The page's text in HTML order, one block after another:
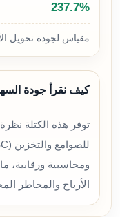
237.7%
مقياس لجودة تحويل
كيف نقرأ جودة
توفر هذه الكتلة
ومحاسبية ورقابية،
الأرباح والمخاطر